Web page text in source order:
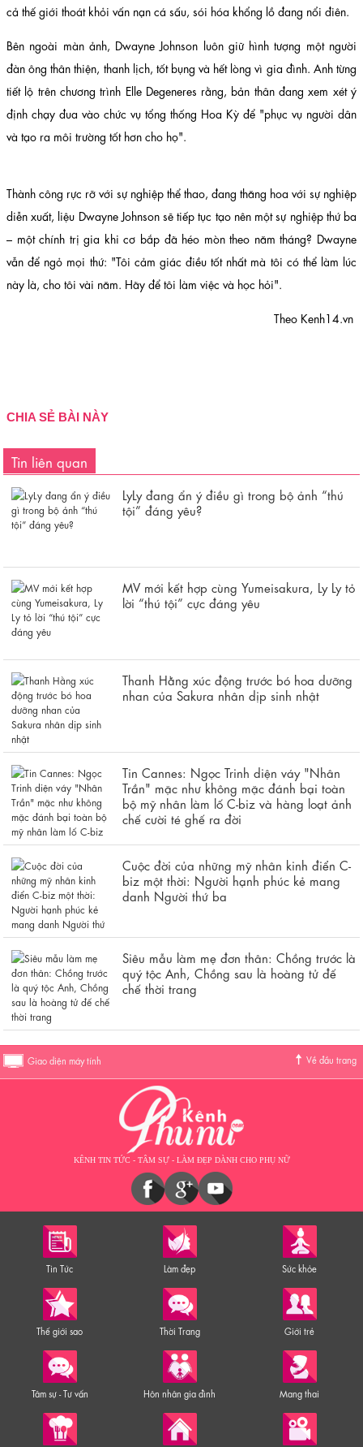
cả thế giới thoát khỏi vấn nạn cá sấu, sói hóa khổng lồ đang nổi điên.
Bên ngoài màn ảnh, Dwayne Johnson luôn giữ hình tượng một người
đàn ông thân thiện, thanh lịch, tốt bụng và hết lòng vì gia đình. Anh từng
tiết lộ trên chương trình Elle Degeneres rằng, bản thân đang xem xét ý
định chạy đua vào chức vụ tổng thống Hoa Kỳ để "phục vụ người dân
và tạo ra môi trường tốt hơn cho họ".
Thành công rực rỡ với sự nghiệp thể thao, đang thăng hoa với sự nghiệp
diễn xuất, liệu Dwayne Johnson sẽ tiếp tục tạo nên một sự nghiệp thứ ba
– một chính trị gia khi cơ bắp đã héo mòn theo năm tháng? Dwayne
vẫn để ngỏ mọi thứ: "Tôi cảm giác điều tốt nhất mà tôi có thể làm lúc
này là, cho tôi vài năm. Hãy để tôi làm việc và học hỏi".
Theo Kenh14.vn
CHIA SẺ BÀI NÀY
Tin liên quan
LyLy đang ẩn ý điều gì trong bộ ảnh “thú
tội” đáng yêu?
MV mới kết hợp cùng Yumeisakura, Ly Ly tỏ
lời “thú tội” cực đáng yêu
Thanh Hằng xúc động trước bó hoa dưỡng
nhan của Sakura nhân dịp sinh nhật
Tin Cannes: Ngọc Trinh diện váy "Nhân
Trần" mặc như không mặc đánh bại toàn
bộ mỹ nhân làm lố C-biz và hàng loạt ảnh
chế cười té ghế ra đời
Cuộc đời của những mỹ nhân kinh điển C-
biz một thời: Người hạnh phúc kẻ mang
danh Người thứ ba
Siêu mẫu làm mẹ đơn thân: Chồng trước là
quý tộc Anh, Chồng sau là hoàng tử đế
chế thời trang
Giao diện máy tính Về đầu trang
KÊNH TIN TỨC - TÂM SỰ - LÀM ĐẸP DÀNH CHO PHỤ NỮ
Tin Tức Làm đẹp Sức khỏe
Thế giới sao Thời Trang Giới trẻ
Tâm sự - Tư vấn Hôn nhân gia đình Mang thai